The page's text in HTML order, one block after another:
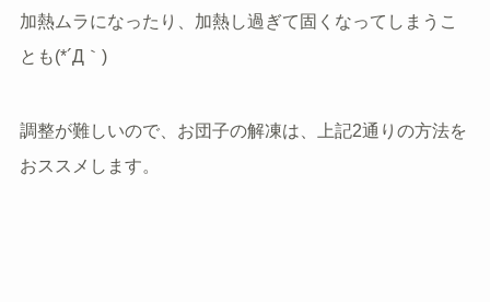
加熱ムラになったり、加熱し過ぎて固くなってしまうこ
とも(*´Д｀)
調整が難しいので、お団子の解凍は、上記2通りの方法を
おススメします。